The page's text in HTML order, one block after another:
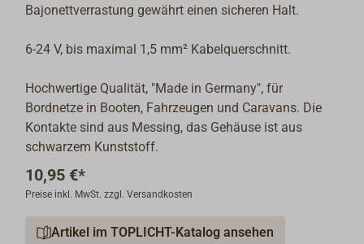
Bajonettverrastung gewährt einen sicheren Halt.
6-24 V, bis maximal 1,5 mm² Kabelquerschnitt.
Hochwertige Qualität, "Made in Germany", für
Bordnetze in Booten, Fahrzeugen und Caravans. Die
Kontakte sind aus Messing, das Gehäuse ist aus
schwarzem Kunststoff.
10,95 €*
Preise inkl. MwSt. zzgl. Versandkosten
Artikel im TOPLICHT-Katalog ansehen